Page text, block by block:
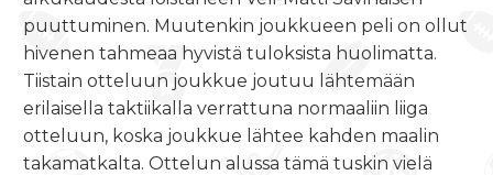
puuttuminen. Muutenkin joukkueen peli on ollut
hivenen tahmeaa hyvistä tuloksista huolimatta.
Tiistain otteluun joukkue joutuu lähtemään
erilaisella taktiikalla verrattuna normaaliin liiga
otteluun, koska joukkue lähtee kahden maalin
takamatkalta. Ottelun alussa tämä tuskin vielä